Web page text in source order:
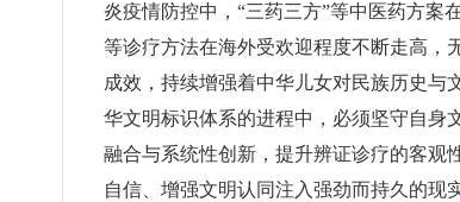
炎疫情防控中，“三药三方”等中医药方案
等诊疗方法在海外受欢迎程度不断走高，
成效，持续增强着中华儿女对民族历史与
华文明标识体系的进程中，必须坚守自身
融合与系统性创新，提升辨证诊疗的客观
自信、增强文明认同注入强劲而持久的现